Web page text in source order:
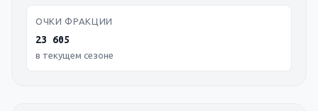
ОЧКИ ФРАКЦИИ
23 605
в текущем сезоне